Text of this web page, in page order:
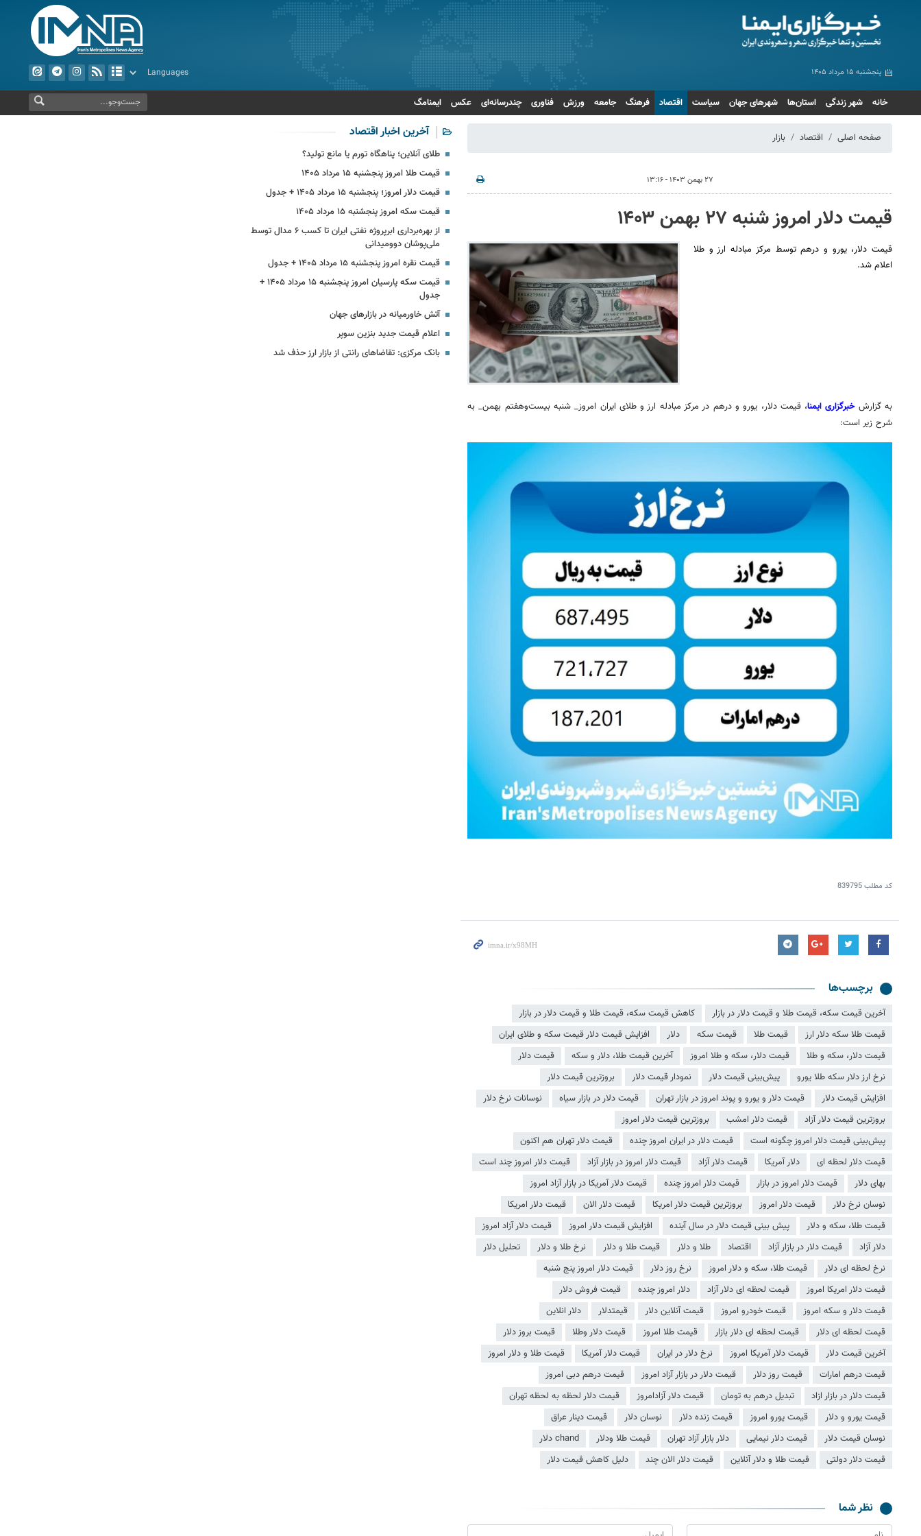
پنجشنبه ۱۵ مرداد ۱۴۰۵
خانه شهر زندگی استان‌ها شهرهای جهان سیاست اقتصاد فرهنگ جامعه ورزش فناوری چندرسانه‌ای عکس ایمنامگ
صفحه اصلی اقتصاد بازار
۲۷ بهمن ۱۴۰۳ - ۱۳:۱۶
قیمت دلار امروز شنبه ۲۷ بهمن ۱۴۰۳
قیمت دلار، یورو و درهم توسط مرکز مبادله ارز و طلا
اعلام شد.
به گزارش خبرگزاری ایمنا، قیمت دلار، یورو و درهم در مرکز مبادله ارز و طلای ایران امروز_ شنبه بیست‌وهفتم بهمن_ به
شرح زیر است:
کد مطلب839795
برچسب‌ها
آخرین قیمت سکه، قیمت طلا و قیمت دلار در بازار
کاهش قیمت سکه، قیمت طلا و قیمت دلار در بازار
قیمت طلا سکه دلار ارز
قیمت طلا قیمت سکه دلار
افزایش قیمت دلار قیمت سکه و طلای ایران
قیمت دلار، سکه و طلا
قیمت دلار، سکه و طلا امروز آخرین قیمت طلا، دلار و سکه
قیمت دلار
نرخ ارز دلار سکه طلا یورو
پیش‌بینی قیمت دلار نمودار قیمت دلار
بروزترین قیمت دلار
افزایش قیمت دلار
قیمت دلار و یورو و پوند امروز در بازار تهران قیمت دلار در بازار سیاه
نوسانات نرخ دلار
بروزترین قیمت دلار آزاد
قیمت دلار امشب
بروزترین قیمت دلار امروز
پیش‌بینی قیمت دلار امروز چگونه است
قیمت دلار در ایران امروز چنده
قیمت دلار تهران هم اکنون
قیمت دلار لحظه ای
دلار آمریکا قیمت دلار آزاد قیمت دلار امروز در بازار آزاد
قیمت دلار امروز چند است
بهای دلار
قیمت دلار امروز در بازار قیمت دلار امروز چنده
قیمت دلار آمریکا در بازار آزاد امروز
نوسان نرخ دلار
قیمت دلار امروز بروزترین قیمت دلار امریکا قیمت دلار الان
قیمت دلار امریکا
قیمت طلا، سکه و دلار
پیش بینی قیمت دلار در سال آینده افزایش قیمت دلار امروز
قیمت دلار آزاد امروز
دلار آزاد
قیمت دلار در بازار آزاد اقتصاد طلا و دلار قیمت طلا و دلار نرخ طلا و دلار
تحلیل دلار
نرخ لحظه ای دلار
قیمت طلا، سکه و دلار امروز نرخ روز دلار
قیمت دلار امروز پنج شنبه
قیمت دلار امریکا امروز
قیمت لحظه ای دلار آزاد دلار امروز چنده
قیمت فروش دلار
قیمت دلار و سکه امروز
قیمت خودرو امروز قیمت آنلاین دلار قیمتدلار
دلار انلاین
قیمت لحظه ای دلار
قیمت لحظه ای دلار بازار قیمت طلا امروز قیمت دلار وطلا
قیمت بروز دلار
آخرین قیمت دلار
قیمت دلار آمریکا امروز نرخ دلار در ایران قیمت دلار آمریکا
قیمت طلا و دلار امروز
قیمت درهم امارات
قیمت روز دلار قیمت دلار در بازار آزاد امروز
قیمت درهم دبی امروز
قیمت دلار در بازار ازاد
تبدیل درهم به تومان قیمت دلار آزادامروز
قیمت دلار لحظه به لحظه تهران
قیمت یورو و دلار
قیمت یورو امروز قیمت زنده دلار نوسان دلار
قیمت دینار عراق
نوسان قیمت دلار
قیمت دلار نیمایی دلار بازار آزاد تهران قیمت طلا ودلار
chand دلار
قیمت دلار دولتی
قیمت طلا و دلار آنلاین قیمت دلار الان چند دلیل کاهش قیمت دلار
نظر شما
آخرین اخبار اقتصاد
طلای آنلاین؛ پناهگاه تورم یا مانع تولید؟
قیمت طلا امروز پنجشنبه ۱۵ مرداد ۱۴۰۵
قیمت دلار امروز؛ پنجشنبه ۱۵ مرداد ۱۴۰۵ + جدول
قیمت سکه امروز پنجشنبه ۱۵ مرداد ۱۴۰۵
از بهره‌برداری ابرپروژه نفتی ایران تا کسب ۶ مدال توسط
ملی‌پوشان دوومیدانی
قیمت نقره امروز پنجشنبه ۱۵ مرداد ۱۴۰۵ + جدول
قیمت سکه پارسیان امروز پنجشنبه ۱۵ مرداد ۱۴۰۵ +
جدول
آتش خاورمیانه در بازارهای جهان
اعلام قیمت جدید بنزین سوپر
بانک مرکزی: تقاضاهای رانتی از بازار ارز حذف شد